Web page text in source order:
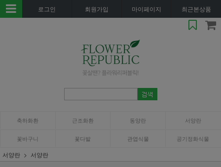
로그인 회원가입 마이페이지 최근본상품
축하화환 근조화환 동양란 서양란
꽃바구니 꽃다발 관엽식물 공기정화식물
서양란 서양란